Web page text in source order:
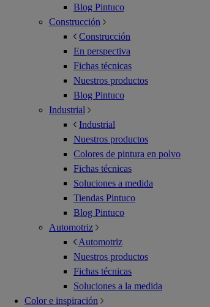
Blog Pintuco
Construcción
Construcción
En perspectiva
Fichas técnicas
Nuestros productos
Blog Pintuco
Industrial
Industrial
Nuestros productos
Colores de pintura en polvo
Fichas técnicas
Soluciones a medida
Tiendas Pintuco
Blog Pintuco
Automotriz
Automotriz
Nuestros productos
Fichas técnicas
Soluciones a la medida
Color e inspiración